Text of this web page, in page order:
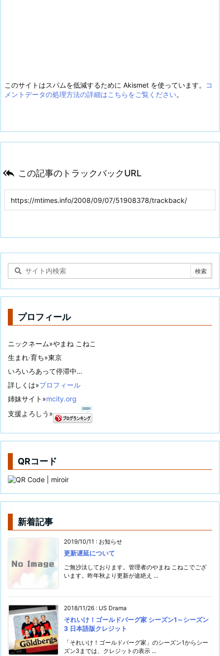
このサイトはスパムを低減するために Akismet を使っています。
コ
メントデータの処理方法の詳細はこちらをご覧ください。
 この記事のトラックバックURL
プロフィール
ニックネーム»やまね こねこ
生まれ·育ち»東京
いろいろあって停滞中…
詳しくは»プロフィール
姉妹サイト»mcity.org
支援よろしう»
QRコード
新着記事
2019/10/11 : お知らせ
更新遅延について
ご無沙汰しております。管理者のやまね こねこでござ
います。昨年秋より更新が途絶え ...
2018/11/26 : US Drama
それいけ！ゴールドバーグ家 シーズン1～シーズン
3 日本語版クレジット
「それいけ！ゴールドバーグ家」のシーズン1からシー
ズン3までは、クレジットの表示 ...